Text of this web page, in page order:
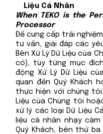
Liệu Cá Nhân
When TEKO is the
Processor
Để cung cấp trải
tư vấn, giải đáp các
Bên Xử Lý Dữ Liệu của
có), tùy từng mục
động Xử Lý Dữ Liệu
quan đến Quý Khách
thực hiện với chúng tôi.
Liệu của Chúng tôi
xử lý các loại Dữ Liệu
liệu cá nhân nhạy
Quý Khách, bên thứ